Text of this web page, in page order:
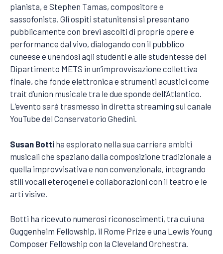
pianista, e Stephen Tamas, compositore e
sassofonista. Gli ospiti statunitensi si presentano
pubblicamente con brevi ascolti di proprie opere e
performance dal vivo, dialogando con il pubblico
cuneese e unendosi agli studenti e alle studentesse del
Dipartimento METS in un’improvvisazione collettiva
finale, che fonde elettronica e strumenti acustici come
trait d’union musicale tra le due sponde dell’Atlantico.
L’evento sarà trasmesso in diretta streaming sul canale
YouTube del Conservatorio Ghedini.
Susan Botti ha esplorato nella sua carriera ambiti
musicali che spaziano dalla composizione tradizionale a
quella improvvisativa e non convenzionale, integrando
stili vocali eterogenei e collaborazioni con il teatro e le
arti visive.
Botti ha ricevuto numerosi riconoscimenti, tra cui una
Guggenheim Fellowship, il Rome Prize e una Lewis Young
Composer Fellowship con la Cleveland Orchestra.